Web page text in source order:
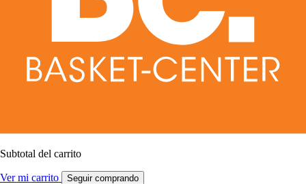
Subtotal del carrito
Ver mi carrito Seguir comprando